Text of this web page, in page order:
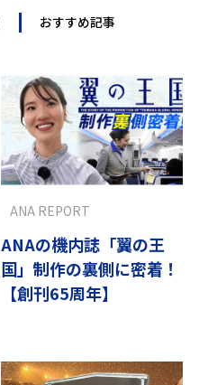
おすすめ記事
ANAの機内誌「翼の王
国」制作の裏側に密着！
【創刊65周年】
ANA REPORT